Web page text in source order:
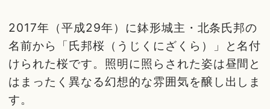
2017年（平成29年）に鉢形城主・北条氏邦の
名前から「氏邦桜（うじくにざくら）」と名付
けられた桜です。照明に照らされた姿は昼間と
はまったく異なる幻想的な雰囲気を醸し出しま
す。